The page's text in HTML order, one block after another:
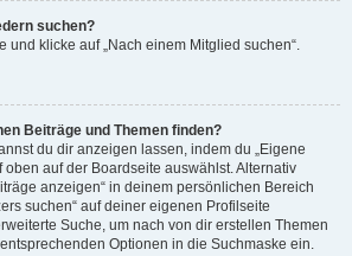
suchen?
und klicke auf „Nach einem Mitglied suchen“.
Beiträge und Themen finden?
du dir anzeigen lassen, indem du „Eigene
oben auf der Boardseite auswählst. Alternativ
anzeigen“ in deinem persönlichen Bereich
suchen“ auf deiner eigenen Profilseite
Suche, um nach von dir erstellen Themen
Optionen in die Suchmaske ein.